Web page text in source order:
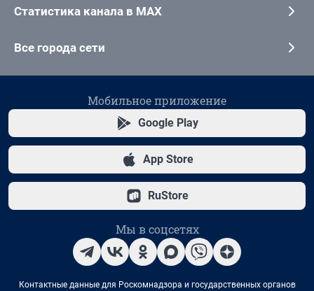
Статистика канала в MAX
Все города сети
Мобильное приложение
Google Play
App Store
RuStore
Мы в соцсетях
Контактные данные для Роскомнадзора и государственных органов